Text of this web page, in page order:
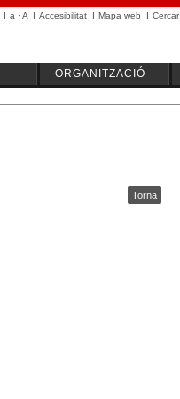
I a ·A I Accesibilitat I Mapa web I Cercar
ORGANITZACIÓ
Torna